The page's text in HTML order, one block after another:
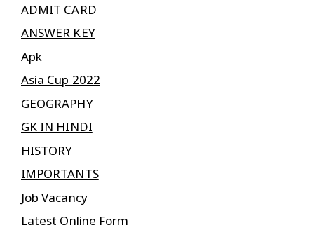
ADMIT CARD
ANSWER KEY
Apk
Asia Cup 2022
GEOGRAPHY
GK IN HINDI
HISTORY
IMPORTANTS
Job Vacancy
Latest Online Form